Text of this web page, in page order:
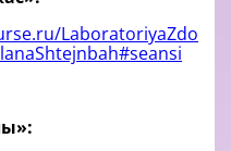
LaboratoriyaZdo